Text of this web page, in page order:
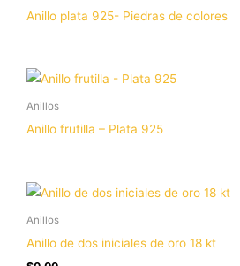
Anillo plata 925- Piedras de colores
Anillos
Anillo frutilla – Plata 925
Anillos
Anillo de dos iniciales de oro 18 kt